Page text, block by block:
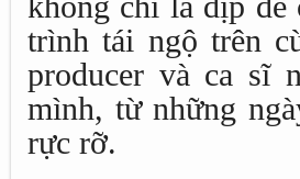
trình tái ngộ trên
producer và ca sĩ
mình, từ những
rực rỡ.